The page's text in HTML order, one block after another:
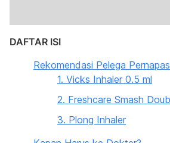
DAFTAR ISI
Rekomendasi Pelega
1. Vicks Inhaler 0.5 ml
2. Freshcare Smash
3. Plong Inhaler